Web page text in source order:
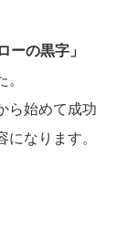
ーの黒字」
ら始めて成功
なります。